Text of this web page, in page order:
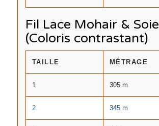
Fil Lace Mohair & Soie
(Coloris contrastant)
TAILLE MÉTRAGE
1 305 m
2 345 m